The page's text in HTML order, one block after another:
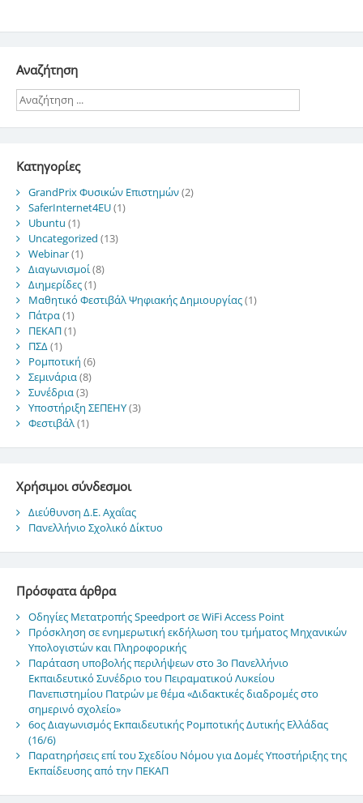
Αναζήτηση
Kατηγορίες
GrandPrix Φυσικών Επιστημών(2)
SaferInternet4EU(1)
Ubuntu (1)
Uncategorized (13)
Webinar(1)
Διαγωνισμοί(8)
Διημερίδες(1)
Μαθητικό Φεστιβάλ Ψηφιακής Δημιουργίας(1)
Πάτρα(1)
ΠΕΚΑΠ(1)
ΠΣΔ(1)
Ρομποτική (6)
Σεμινάρια(8)
Συνέδρια(3)
Υποστήριξη ΣΕΠΕΗΥ(3)
Φεστιβάλ(1)
Χρήσιμοι σύνδεσμοι
Διεύθυνση Δ.Ε. Αχαΐας
Πανελλήνιο Σχολικό Δίκτυο
Πρόσφατα άρθρα
Οδηγίες Μετατροπής Speedport σε WiFi Access Point
Πρόσκληση σε ενημερωτική εκδήλωση του τμήματος Μηχανικών
Υπολογιστών και Πληροφορικής
Παράταση υποβολής περιλήψεων στο 3ο Πανελλήνιο
Εκπαιδευτικό Συνέδριο του Πειραματικού Λυκείου
Πανεπιστημίου Πατρών με θέμα «Διδακτικές διαδρομές στο
σημερινό σχολείο»
6ος Διαγωνισμός Εκπαιδευτικής Ρομποτικής Δυτικής Ελλάδας
(16/6)
Παρατηρήσεις επί του Σχεδίου Νόμου για Δομές Υποστήριξης της
Εκπαίδευσης από την ΠΕΚΑΠ